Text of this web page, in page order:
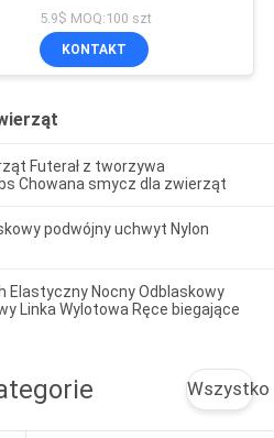
5.9$ MOQ:100 szt
KONTAKT
Futerał z tworzywa
Chowana smycz dla zwierząt
podwójny uchwyt Nylon
Elastyczny Nocny Odblaskowy
Linka Wylotowa Ręce biegające
Wszystko